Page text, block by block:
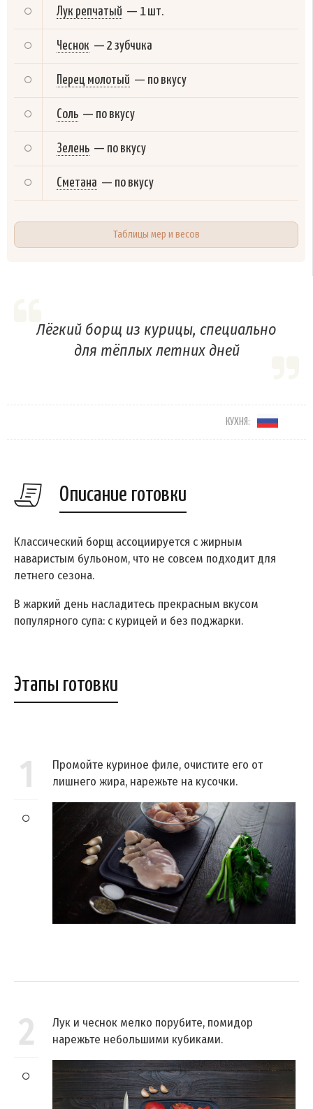
Лук репчатый — 1 шт.
Чеснок — 2 зубчика
Перец молотый — по вкусу
Соль — по вкусу
Зелень — по вкусу
Сметана — по вкусу
Таблицы мер и весов
Лёгкий борщ из курицы, специально
для тёплых летних дней
КУХНЯ:
Описание готовки
Классический борщ ассоциируется с жирным
наваристым бульоном, что не совсем подходит для
летнего сезона.
В жаркий день насладитесь прекрасным вкусом
популярного супа: с курицей и без поджарки.
Этапы готовки
1
Промойте куриное филе, очистите его от
лишнего жира, нарежьте на кусочки.
2
Лук и чеснок мелко порубите, помидор
нарежьте небольшими кубиками.